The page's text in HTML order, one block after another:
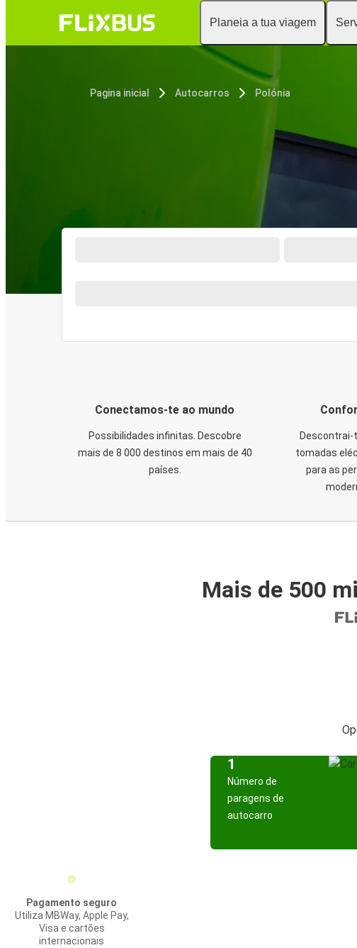
Planeia a tua viagem
Pagina inicial Autocarros Polónia
Conectamos-te ao mundo
Possibilidades infinitas. Descobre
mais de 8 000 destinos em mais de 40
países.
Descontrai-
tomadas
para as
Mais de 500
1
Número de
paragens de
autocarro
Pagamento seguro
Utiliza MBWay, Apple Pay,
Visa e cartões
internacionais